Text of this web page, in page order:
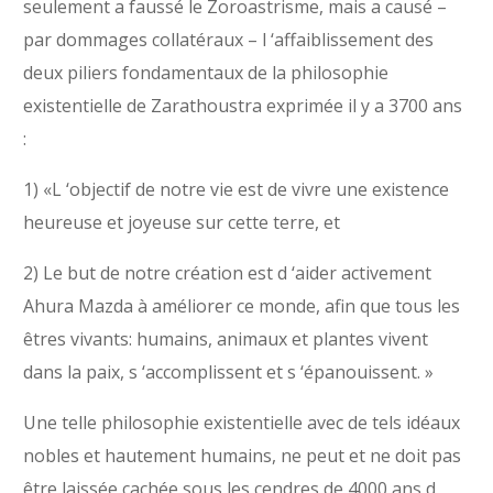
seulement a faussé le Zoroastrisme, mais a causé –
par dommages collatéraux – l ‘affaiblissement des
deux piliers fondamentaux de la philosophie
existentielle de Zarathoustra exprimée il y a 3700 ans
:
1) «L ‘objectif de notre vie est de vivre une existence
heureuse et joyeuse sur cette terre, et
2) Le but de notre création est d ‘aider activement
Ahura Mazda à améliorer ce monde, afin que tous les
êtres vivants: humains, animaux et plantes vivent
dans la paix, s ‘accomplissent et s ‘épanouissent. »
Une telle philosophie existentielle avec de tels idéaux
nobles et hautement humains, ne peut et ne doit pas